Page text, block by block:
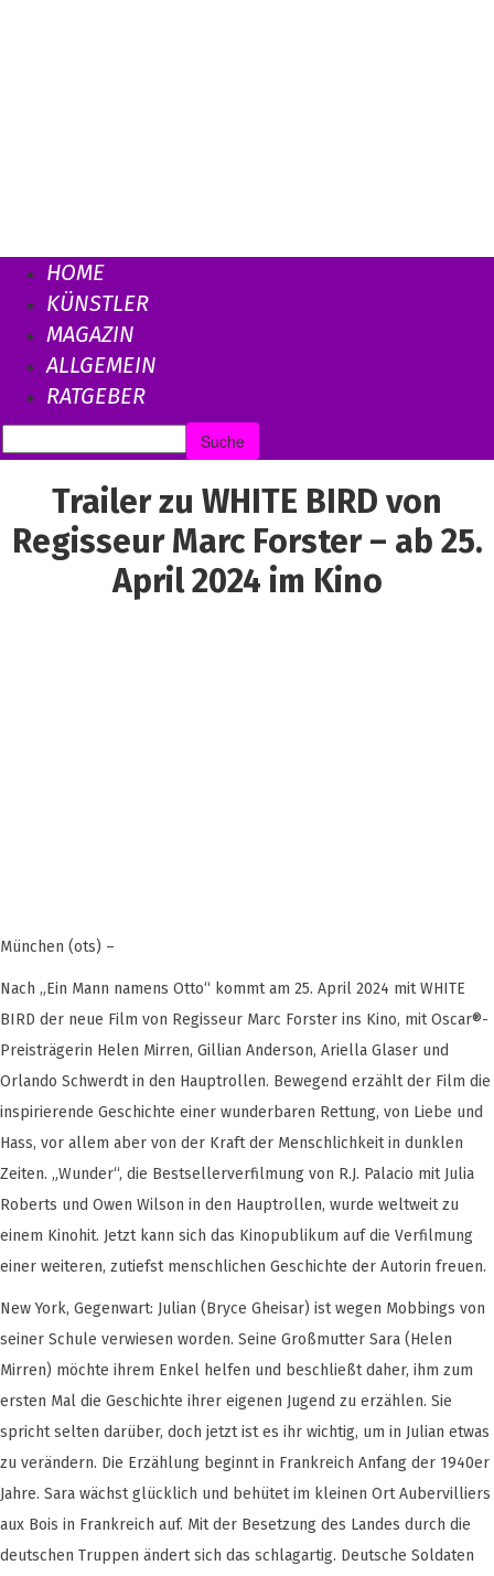
HOME
KÜNSTLER
MAGAZIN
ALLGEMEIN
RATGEBER
Trailer zu WHITE BIRD von
Regisseur Marc Forster – ab 25.
April 2024 im Kino
München (ots) –
Nach „Ein Mann namens Otto“ kommt am 25. April 2024 mit WHITE
BIRD der neue Film von Regisseur Marc Forster ins Kino, mit Oscar®-
Preisträgerin Helen Mirren, Gillian Anderson, Ariella Glaser und
Orlando Schwerdt in den Hauptrollen. Bewegend erzählt der Film die
inspirierende Geschichte einer wunderbaren Rettung, von Liebe und
Hass, vor allem aber von der Kraft der Menschlichkeit in dunklen
Zeiten. „Wunder“, die Bestsellerverfilmung von R.J. Palacio mit Julia
Roberts und Owen Wilson in den Hauptrollen, wurde weltweit zu
einem Kinohit. Jetzt kann sich das Kinopublikum auf die Verfilmung
einer weiteren, zutiefst menschlichen Geschichte der Autorin freuen.
New York, Gegenwart: Julian (Bryce Gheisar) ist wegen Mobbings von
seiner Schule verwiesen worden. Seine Großmutter Sara (Helen
Mirren) möchte ihrem Enkel helfen und beschließt daher, ihm zum
ersten Mal die Geschichte ihrer eigenen Jugend zu erzählen. Sie
spricht selten darüber, doch jetzt ist es ihr wichtig, um in Julian etwas
zu verändern. Die Erzählung beginnt in Frankreich Anfang der 1940er
Jahre. Sara wächst glücklich und behütet im kleinen Ort Aubervilliers
aux Bois in Frankreich auf. Mit der Besetzung des Landes durch die
deutschen Truppen ändert sich das schlagartig. Deutsche Soldaten